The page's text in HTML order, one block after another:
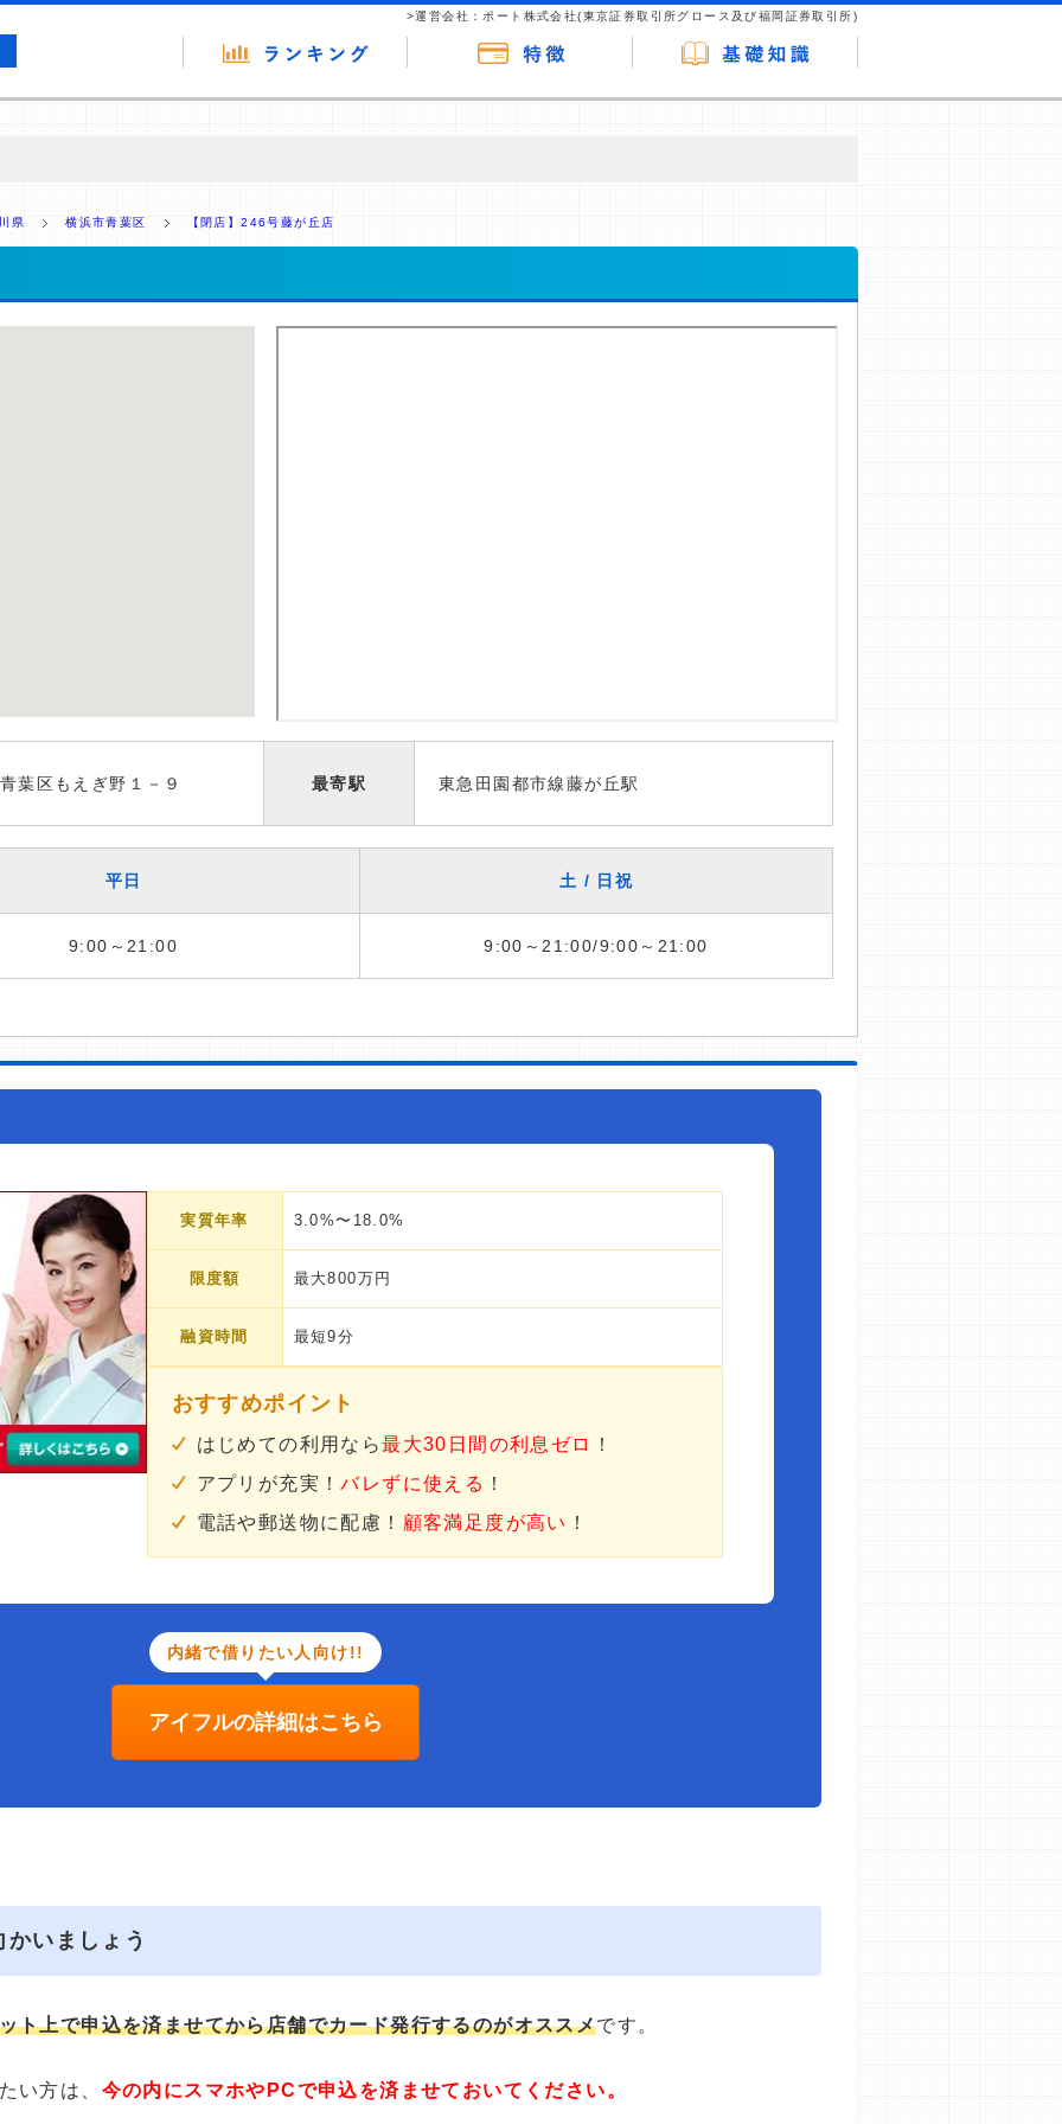
>運営会社：ポート株式会社(東京証券取引所グロース及び福岡証券取引所)
供を行っています。
県 横浜市青葉区 【閉店】246号藤が丘店
葉区もえぎ野１－９ 最寄駅 東急田園都市線藤が丘駅
平日 土 / 日祝
9:00～21:00 9:00～21:00/9:00～21:00
実質年率 3.0%〜18.0%
限度額 最大800万円
融資時間 最短9分
おすすめポイント
はじめての利用なら最大30日間の利息ゼロ
！
アプリが充実！バレずに使える ！
電話や郵送物に配慮！ 顧客満足度が高い ！
内緒で借りたい人向け!!
アイフルの詳細はこちら
いましょう
ト上で申込を済ませてから店舗でカード発行するのがオススメです。
い方は、 今の内にスマホやPCで申込を済ませておいてください。